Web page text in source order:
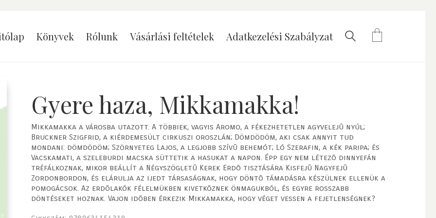
Könyvek Rólunk Vásárlási feltételek Adatkezelési Szabályzat
Gyere haza, Mikkamakka!
Mikkamakka a városba utazott. A többiek, vagyis Aromo, a fékezhetetlen agyvelejû nyúl;
Bruckner Szigfrid, a kiérdemesült cirkuszi oroszlán; Dömdödöm, aki csak annyit tud
mondani: dömdödöm; Szörnyeteg Lajos, a legjobb szívû behemót; Ló Szerafin, a kék paripa; és
Vacskamati, a szeleburdi macska süttetik a hasukat a napon. Épp egy nem létezõ dinnyefán
tréfálkoznak, mikor beállít a Négyszögletû Kerek Erdõ tisztására Kisfejû Nagyfejû
Zordonbordon, és elárulja az ijedt társaságnak, hogy döntõ támadásra készülnek ellenük a
pomogácsok. Az erdõlakók félelmükben kivetkõznek önmagukból, és egyre rosszabb
döntéseket hoznak. Vajon idõben érkezik Mikkamakka, hogy véget vessen a fejetlenségnek?